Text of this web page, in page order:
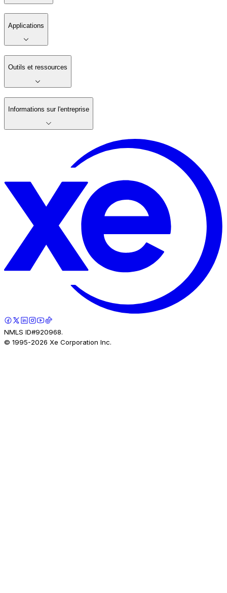
Applications
Outils et ressources
Informations sur l'entreprise
NMLS ID#920968.
© 1995-2026 Xe Corporation Inc.